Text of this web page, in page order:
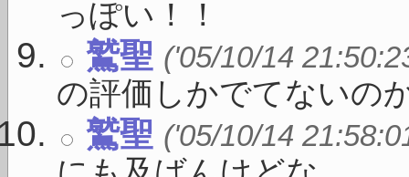
っぽい！！
鷲聖 ('05/10/14
の評価しかでてないの
鷲聖 ('05/10/14